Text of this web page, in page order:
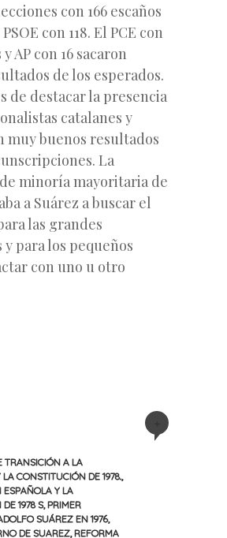
con 166 escaños
con 118. El PCE con
AP con 16 sacaron
de los esperados.
de destacar la presencia
catalanes y
muy buenos resultados
La
minoría mayoritaria de
a Suárez a buscar el
las grandes
para los pequeños
con uno u otro
TRANSICIÓN A LA
CONSTITUCIÓN DE 1978.
Y LA
1978 S, PRIMER
SUÁREZ EN 1976,
DE SUAREZ REFORMA